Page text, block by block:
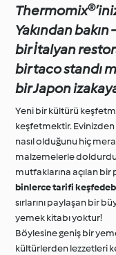
Yakından
bir İtalyan
bir taco standı
bir Japon
Yeni bir kültürü
keşfetmektir.
nasıl olduğunu hiç
malzemelerle
mutfaklarına açılan
binlerce tarifi
sırlarını paylaşan bir
yemek kitabı yoktur!
Böylesine geniş bir
kültürlerden lezzetleri